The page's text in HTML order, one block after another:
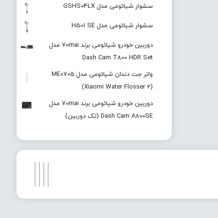
سشوار شیائومی مدل GSHS04LX
سشوار شیائومی مدل H501 SE
دوربین خودرو شیائومی برند 70mai مدل
Dash Cam T800 HDR Set
واتر جت دندان شیائومی مدل ME0705
(Xiaomi Water Flosser 2)
دوربین خودرو شیائومی برند 70mai مدل
Dash Cam A800SE (تک دوربین)